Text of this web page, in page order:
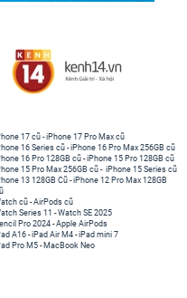
17 cũ-iPhone 17 Pro Max cũ
16 Series cũ - iPhone 16 Pro Max 256GB cũ
16 Pro 128GB cũ-iPhone 15 Pro 128GB cũ
15 Pro Max 256GB cũ - iPhone 15 Series cũ
13 128GB Cũ -iPhone 12 Pro Max 128GB
cũ -AirPods cũ
Series 11 -Watch SE 2025
Pro 2024-Apple AirPods
A16-iPad Air M4 -iPad mini 7
Pro M5 - MacBook Neo